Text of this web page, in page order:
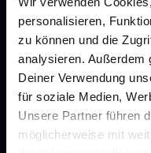
personalisieren,
zu können und die
analysieren. Außerdem
Deiner Verwendung
für soziale Medien,
Unsere Partner führen
möglicherweise mit
gesund.de
Karriere
Newsletter